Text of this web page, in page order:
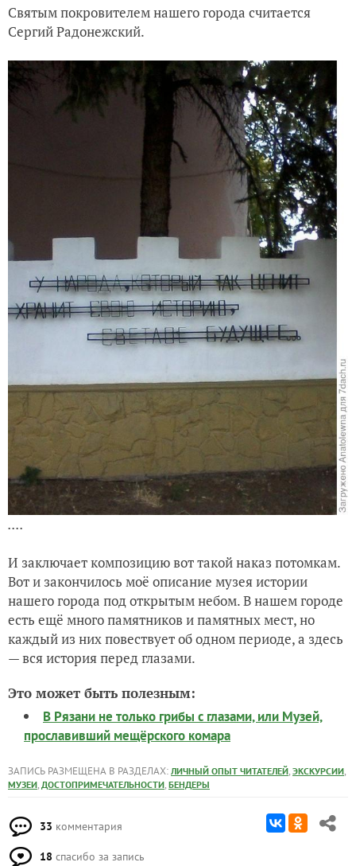
Святым покровителем нашего города считается
Сергий Радонежский.
....
И заключает композицию вот такой наказ потомкам.
Вот и закончилось моё описание музея истории
нашего города под открытым небом. В нашем городе
есть ещё много памятников и памятных мест, но
каждый из них повествует об одном периоде, а здесь
— вся история перед глазами.
Это может быть полезным:
В Рязани не только грибы с глазами, или Музей,
прославивший мещёрского комара
ЗАПИСЬ РАЗМЕЩЕНА В РАЗДЕЛАХ: ЛИЧНЫЙ ОПЫТ ЧИТАТЕЛЕЙ, ЭКСКУРСИИ,
МУЗЕИ, ДОСТОПРИМЕЧАТЕЛЬНОСТИ, БЕНДЕРЫ
33 комментария
18 спасибо за запись